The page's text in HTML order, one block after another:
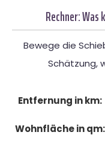
Rechner:
Bewege die
Schätzung,
Entfernung in km:
Wohnfläche in qm: